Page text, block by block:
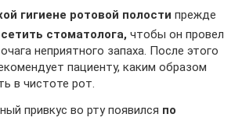
гигиене ротовой полости прежде
стоматолога, чтобы он провел
неприятного запаха. После этого
пациенту, каким образом
в чистоте рот.
привкус во рту появился по